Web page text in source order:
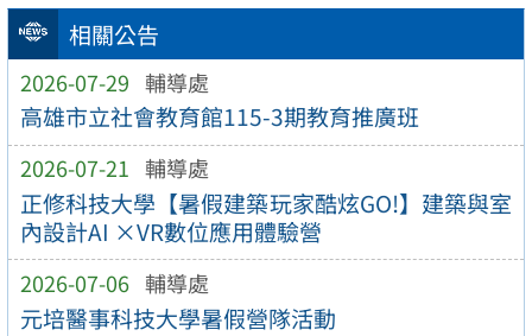
相關公告
2026-07-29 輔導處
高雄市立社會教育館115-3期教育推廣班
2026-07-21 輔導處
正修科技大學【暑假建築玩家酷炫GO!】建築與室
內設計AI ×VR數位應用體驗營
2026-07-06 輔導處
元培醫事科技大學暑假營隊活動